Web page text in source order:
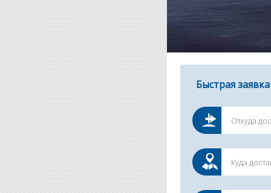
Быстрая заявка